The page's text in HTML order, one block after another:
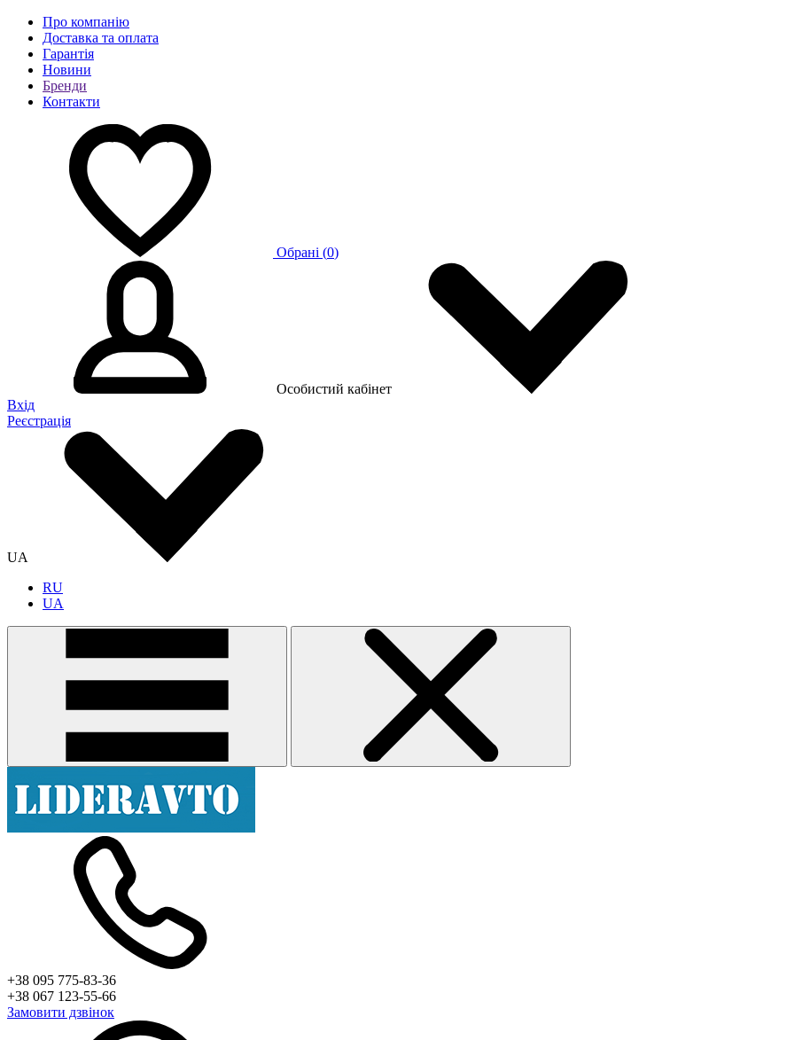
Про компанію
Доставка та оплата
Гарантія
Новини
Бренди
Контакти
Обрані (0)
Особистий кабінет
Вхід
Реєстрація
UA
RU
UA
+38 095 775-83-36
+38 067 123-55-66
Замовити дзвінок